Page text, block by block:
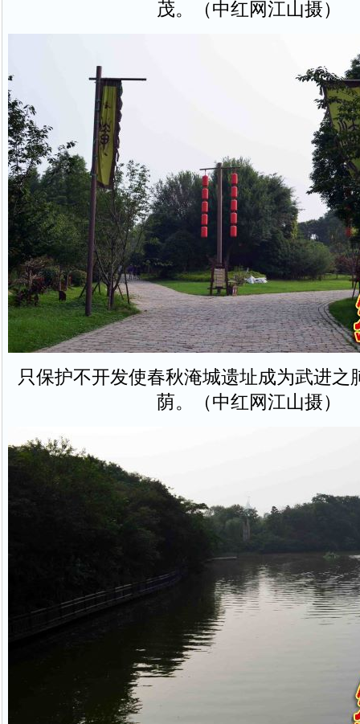
茂。（中红网江山摄）
只保护不开发使春秋淹城遗址成为武进之
荫。（中红网江山摄）